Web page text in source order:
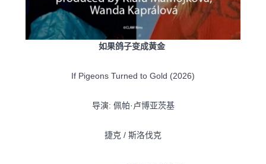
如果鸽子变成黄金
If Pigeons Turned to Gold (2026)
导演: 佩帕·卢博亚茨基
捷克 / 斯洛伐克